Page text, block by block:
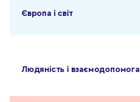
Європа і світ
Людяність і взаємодопомога